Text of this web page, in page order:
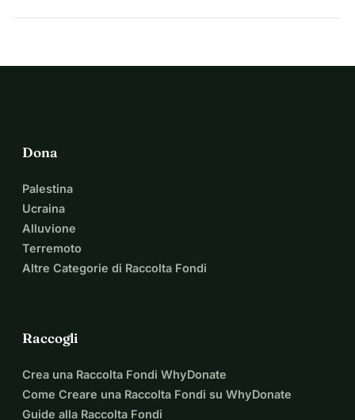
transazione più alta, o entrambe. La commissione di
calcolatore qui sopra per confrontare le commissioni per
Dona
Palestina
Ucraina
Alluvione
Terremoto
Altre Categorie di Raccolta Fondi
Raccogli
Crea una Raccolta Fondi WhyDonate
Come Creare una Raccolta Fondi su WhyDonate
Guide alla Raccolta Fondi